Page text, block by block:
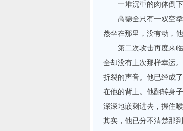
一堆沉重的肉体倒下
高德全只有一双空拳
然坐在那里，没有动，
第二次攻击再度来临
全却没有上次那样幸运
折裂的声音。他已经成
在他的背上。他翻转身
深深地嵌刺进去，握住
其实，他已分不清楚那到